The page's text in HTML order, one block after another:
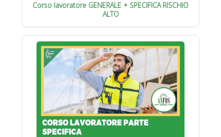
Corso lavoratore GENERALE + SPECIFICA RISCHIO
ALTO